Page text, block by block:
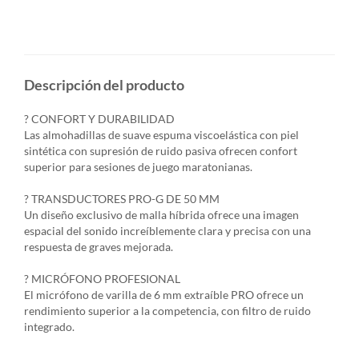
Descripción del producto
? CONFORT Y DURABILIDAD
Las almohadillas de suave espuma viscoelástica con piel
sintética con supresión de ruido pasiva ofrecen confort
superior para sesiones de juego maratonianas.
? TRANSDUCTORES PRO-G DE 50 MM
Un diseño exclusivo de malla híbrida ofrece una imagen
espacial del sonido increíblemente clara y precisa con una
respuesta de graves mejorada.
? MICRÓFONO PROFESIONAL
El micrófono de varilla de 6 mm extraíble PRO ofrece un
rendimiento superior a la competencia, con filtro de ruido
integrado.